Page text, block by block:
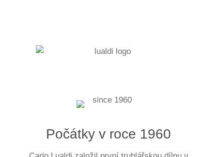
Počátky v roce 1960